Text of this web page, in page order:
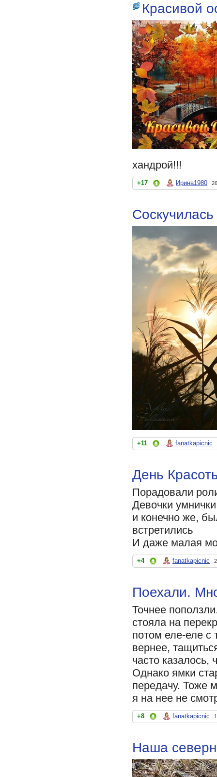
Красивой
хандрой!!!
+17 Ирина1980
+11 fanatkapicnic
День
Порадовали
Девочки
и конечно же,
встретились
И даже малая
+4 fanatkapicnic
Поехали.
Точнее
стояла на
потом еле-еле с
вернее,
часто
Однако ямки
передачу. Тоже
я на нее не
+8 fanatkapicnic
Наша